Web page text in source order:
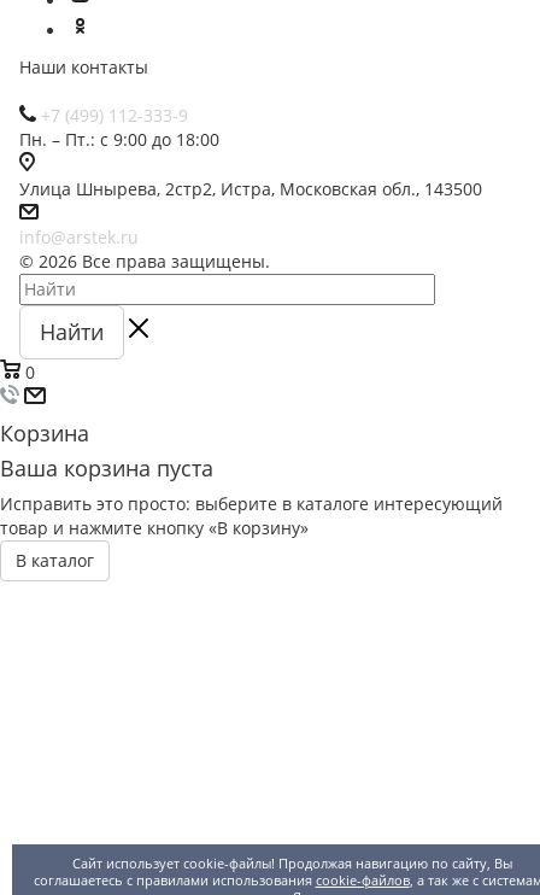
Наши контакты
+7 (499) 112-333-9
Пн. – Пт.: с 9:00 до 18:00
Улица Шнырева, 2стр2, Истра, Московская обл., 143500
info@arstek.ru
© 2026 Все права защищены.
Найти
0
Корзина
Ваша корзина пуста
Исправить это просто: выберите в каталоге интересующий
товар и нажмите кнопку «В корзину»
В каталог
Сайт использует cookie-файлы! Продолжая навигацию по сайту, Вы
соглашаетесь с правилами использования cookie-файлов, а так же с